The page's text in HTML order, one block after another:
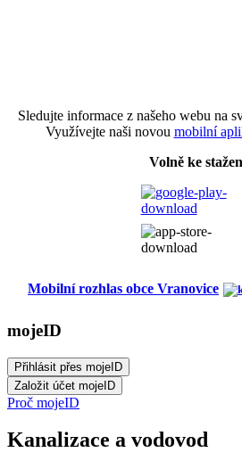
Sledujte informace z našeho webu na
Využívejte naši novou mobilní
Volně ke
Mobilní rozhlas obce Vranovice
mojeID
Proč mojeID
Kanalizace a vodovod